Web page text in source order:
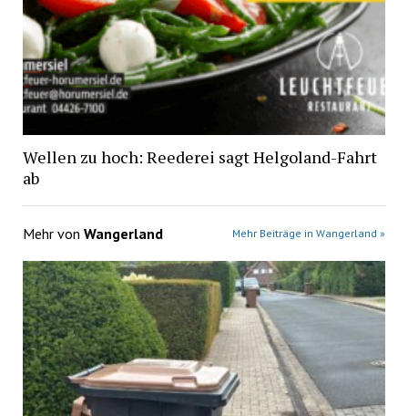
Wellen zu hoch: Reederei sagt Helgoland-Fahrt
ab
Mehr von Wangerland Mehr Beiträge in Wangerland »